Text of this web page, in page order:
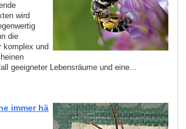
wird
die
komplex und
geeigneter Lebensräume und eine...
immer hä